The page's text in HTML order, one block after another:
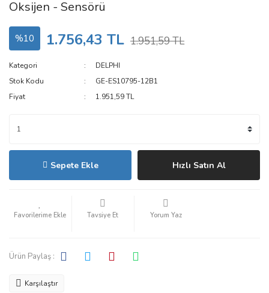
Oksijen - Sensörü
%10 1.756,43 TL 1.951,59 TL
Kategori
DELPHI
Stok Kodu
GE-ES10795-12B1
Fiyat
1.951,59 TL
Sepete Ekle Hızlı Satın Al
Tavsiye Et Yorum Yaz
Ürün Paylaş :
Karşılaştır